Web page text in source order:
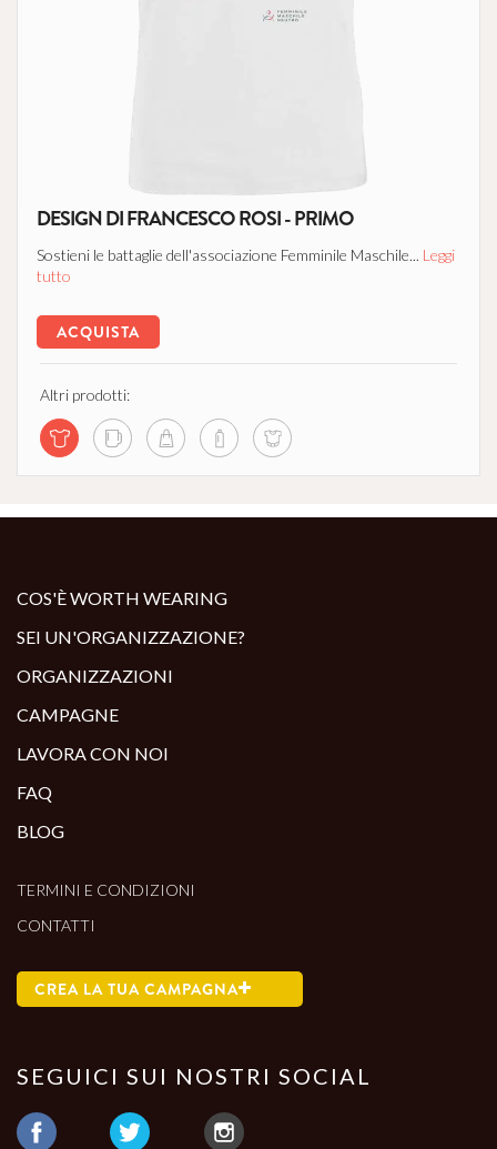
DESIGN DI FRANCESCO ROSI - PRIMO
Sostieni le battaglie dell'associazione Femminile Maschile... Leggi
tutto
ACQUISTA
Altri prodotti:
COS'È WORTH WEARING
SEI UN'ORGANIZZAZIONE?
ORGANIZZAZIONI
CAMPAGNE
LAVORA CON NOI
FAQ
BLOG
TERMINI E CONDIZIONI
CONTATTI
CREA LA TUA CAMPAGNA
SEGUICI SUI NOSTRI SOCIAL